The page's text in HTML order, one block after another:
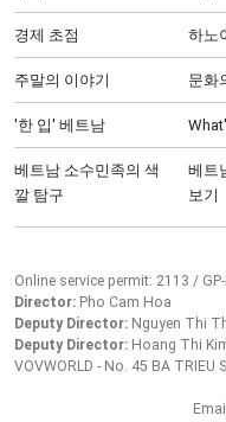
경제 초점 하노
주말의 이야기 문화
'한 입' 베트남
베트남 소수민족의 색
깔 탐구
베트
보기
Online service permit: 2113 /
Director: Pho Cam Hoa
Deputy Director: Nguyen Thi
Deputy Director: Hoang Thi
VOVWORLD - No. 45 BA TRIEU